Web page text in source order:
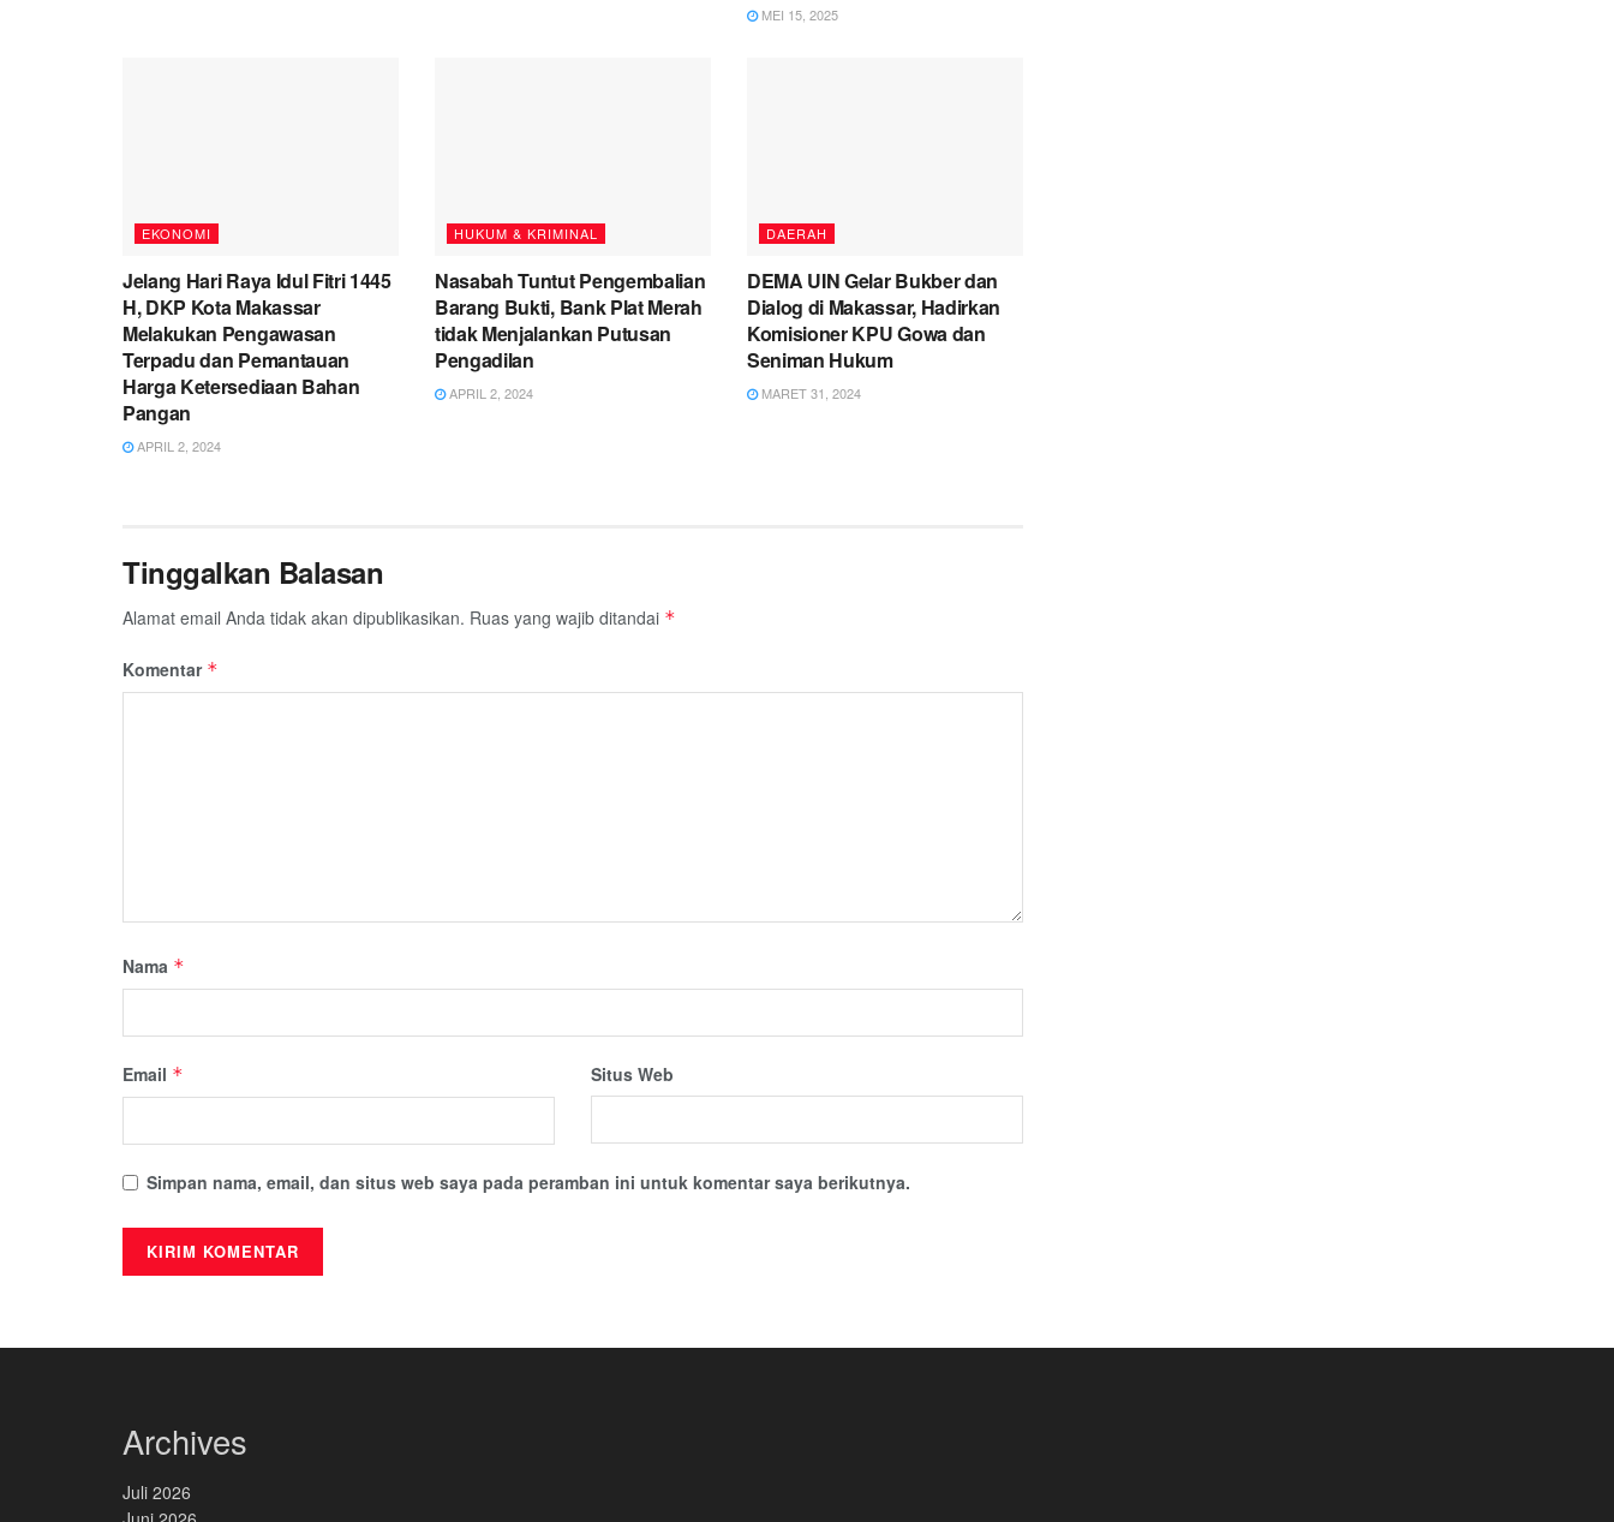
MEI 15, 2025
EKONOMI
Jelang Hari Raya Idul Fitri 1445
H, DKP Kota Makassar
Melakukan Pengawasan
Terpadu dan Pemantauan
Harga Ketersediaan Bahan
Pangan
APRIL 2, 2024
HUKUM & KRIMINAL
Nasabah Tuntut Pengembalian
Barang Bukti, Bank Plat Merah
tidak Menjalankan Putusan
Pengadilan
APRIL 2, 2024
DAERAH
DEMA UIN Gelar Bukber dan
Dialog di Makassar, Hadirkan
Komisioner KPU Gowa dan
Seniman Hukum
MARET 31, 2024
Tinggalkan Balasan
Alamat email Anda tidak akan dipublikasikan. Ruas yang wajib ditandai *
Komentar *
Nama *
Email * Situs Web
Simpan nama, email, dan situs web saya pada peramban ini untuk komentar saya berikutnya.
Archives
Juli 2026